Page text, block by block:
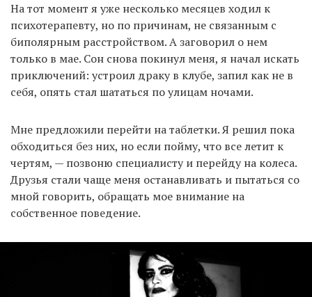
На тот момент я уже несколько месяцев ходил к
психотерапевту, но по причинам, не связанным с
биполярным расстройством. А заговорил о нем
только в мае. Сон снова покинул меня, я начал искать
приключений: устроил драку в клубе, запил как не в
себя, опять стал шататься по улицам ночами.
Мне предложили перейти на таблетки. Я решил пока
обходиться без них, но если пойму, что все летит к
чертям, — позвоню специалисту и перейду на колеса.
Друзья стали чаще меня останавливать и пытаться со
мной говорить, обращать мое внимание на
собственное поведение.